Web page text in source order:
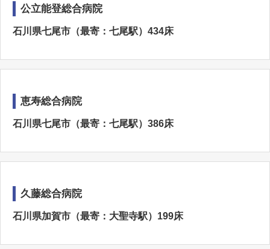
公立能登総合病院
石川県七尾市（最寄：七尾駅）434床
恵寿総合病院
石川県七尾市（最寄：七尾駅）386床
久藤総合病院
石川県加賀市（最寄：大聖寺駅）199床